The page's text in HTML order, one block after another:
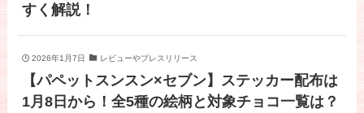
すく解説！
2026年1月7日 レビューやプレスリリース
【パペットスンスン×セブン】ステッカー配布は
1月8日から！全5種の絵柄と対象チョコ一覧は？